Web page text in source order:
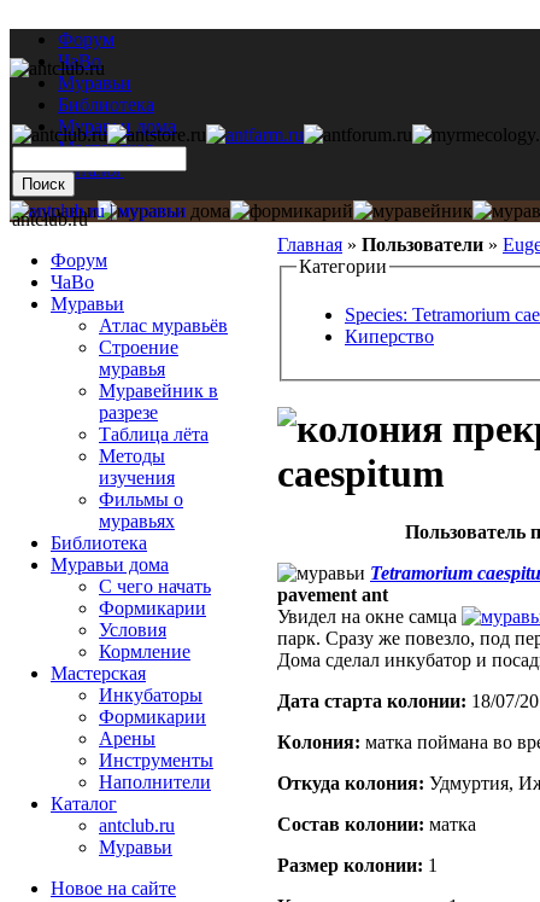
Форум
ЧаВо
Муравьи
Библиотека
Муравьи дома
Мастерская
Каталог
Главная » Пользователи »
Категории
Species: Tetramorium
Киперство
caespitum
Пользователь
Tetramorium
pavement ant
Увидел на окне самца
парк. Сразу же повезло, под
Дома сделал инкубатор и
Дата старта кoлонии: 18/07/
Кoлония: матка поймана во
Откуда кoлония: Удмуртия,
Состав кoлонии: матка
Размер кoлонии: 1
antclub.ru
Форум
ЧаВо
Муравьи
Атлас муравьёв
Строение
муравья
Муравейник в
разрезе
Таблица лёта
Методы
изучения
Фильмы о
муравьях
Библиотека
Муравьи дома
С чего начать
Формикарии
Условия
Кормление
Мастерская
Инкубаторы
Формикарии
Арены
Инструменты
Наполнители
Каталог
antclub.ru
Муравьи
Новое на сайте